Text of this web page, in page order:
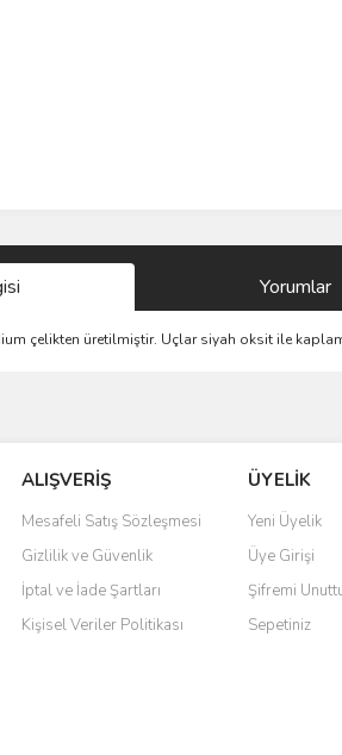
Yorumlar
çelikten üretilmiştir. Uçlar siyah oksit ile
veya görüntülenemiyor.
eksik bilgiler bulunuyor.
bulunuyor.
daha pahalı.
alternatifler olmalı.
ALIŞVERİŞ
Mesafeli Satış Sözleşmesi
Gizlilik ve Güvenlik
İptal ve İade Şartları
Kişisel Veriler Politikası
ÜYELİK
Yeni Üyelik
Üye Girişi
Şifremi
Sepetiniz